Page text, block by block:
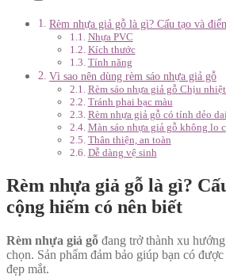
Rèm nhựa giả gỗ là gì? Cấu tạo và
Nhựa PVC
Kích thước
Tính năng
Vì sao nên dùng rèm sáo nhựa giả gỗ
Rèm sáo nhựa giả gỗ Chịu
Tránh phai bạc màu
Rèm nhựa giả gỗ có tính dẻo dai
Màn sáo nhựa giả gỗ không lo
Thân thiện, an toàn
Dễ dàng vệ sinh
Rèm nhựa giả gỗ là gì?
cộng hiếm có nên biết
Rèm nhựa giả gỗ đang trở thành xu
chọn. Sản phẩm đảm bảo giúp bạn có
đẹp mắt.